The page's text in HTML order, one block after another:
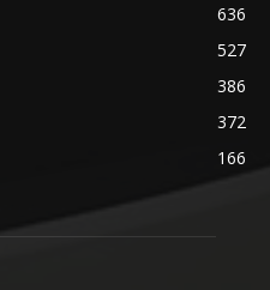
636
527
386
372
166